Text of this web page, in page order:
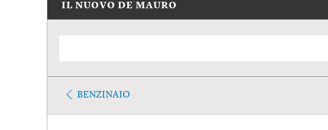
IL NUOVO DE MAURO
BENZINAIO